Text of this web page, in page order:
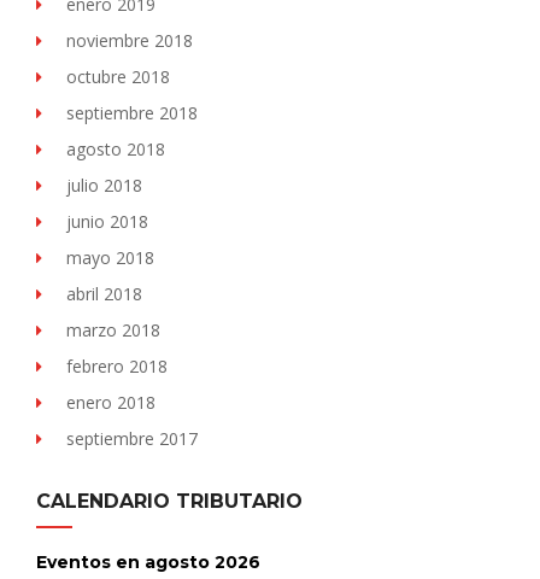
noviembre 2018
octubre 2018
septiembre 2018
agosto 2018
julio 2018
junio 2018
mayo 2018
abril 2018
marzo 2018
febrero 2018
enero 2018
septiembre 2017
CALENDARIO TRIBUTARIO
Eventos en agosto 2026